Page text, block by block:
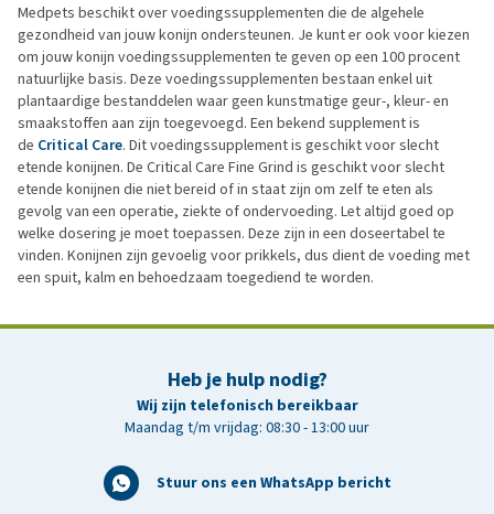
Medpets beschikt over voedingssupplementen die de algehele
gezondheid van jouw konijn ondersteunen. Je kunt er ook voor kiezen
om jouw konijn voedingssupplementen te geven op een 100 procent
natuurlijke basis. Deze voedingssupplementen bestaan enkel uit
plantaardige bestanddelen waar geen kunstmatige geur-, kleur- en
smaakstoffen aan zijn toegevoegd. Een bekend supplement is
de Critical Care. Dit voedingssupplement is geschikt voor slecht
etende konijnen. De Critical Care Fine Grind is geschikt voor slecht
etende konijnen die niet bereid of in staat zijn om zelf te eten als
gevolg van een operatie, ziekte of ondervoeding. Let altijd goed op
welke dosering je moet toepassen. Deze zijn in een doseertabel te
vinden. Konijnen zijn gevoelig voor prikkels, dus dient de voeding met
een spuit, kalm en behoedzaam toegediend te worden.
Heb je hulp nodig?
Wij zijn telefonisch bereikbaar
Maandag t/m vrijdag: 08:30 - 13:00 uur
Stuur ons een WhatsApp bericht